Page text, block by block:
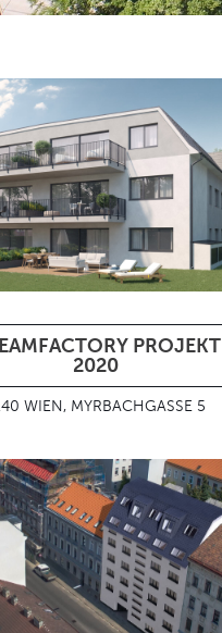
PROJEKT
2020
WIEN, MYRBACHGASSE 5